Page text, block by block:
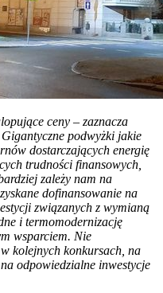
ceny – zaznacza
podwyżki jakie
dostarczających energię
trudności finansowych,
zależy nam na
dofinansowanie na
związanych z wymianą
i termomodernizację
wsparciem. Nie
kolejnych konkursach, na
odpowiedzialne inwestycje